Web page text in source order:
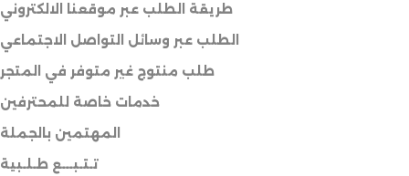
طريقة الطلب عبر موقعنا الالكتروني
الطلب عبر وسائل التواصل الاجتماعي
طلب منتوج غير متوفر في المتجر
خدمات خاصة للمحترفين
المهتمين بالجملة
تـتـبـــع طـلـبية